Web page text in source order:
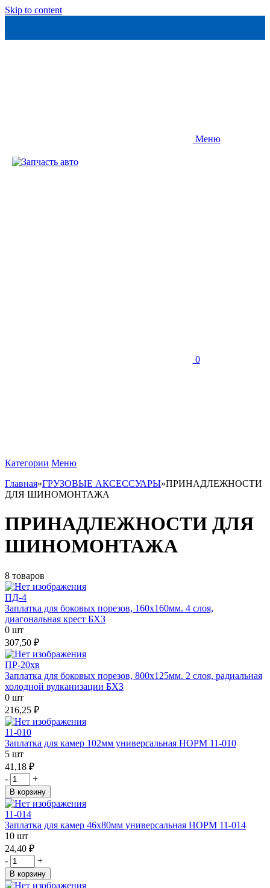
Skip to content
Меню
0
Категории Меню
Главная»ГРУЗОВЫЕ АКСЕССУАРЫ»ПРИНАДЛЕЖНОСТИ
ДЛЯ ШИНОМОНТАЖА
ПРИНАДЛЕЖНОСТИ ДЛЯ
ШИНОМОНТАЖА
8 товаров
ПД-4
Заплатка для боковых порезов, 160х160мм. 4 слоя,
диагональная крест БХЗ
0 шт
307,50 ₽
ПР-20хв
Заплатка для боковых порезов, 800х125мм. 2 слоя, радиальная
холодной вулканизации БХЗ
0 шт
216,25 ₽
11-010
Заплатка для камер 102мм универсальная НОРМ 11-010
5 шт
41,18 ₽
-
+
В корзину
11-014
Заплатка для камер 46х80мм универсальная НОРМ 11-014
10 шт
24,40 ₽
-
+
В корзину